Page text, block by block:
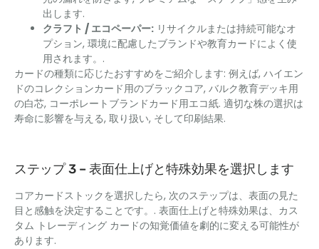
出します.
クラフト / エコペーパー: リサイクルまたは持続可能なオ
プション, 環境に配慮したブランドや教育カードによく使
用されます。.
カードの種類に応じたおすすめをご紹介します: 例えば, ハイエン
ドのコレクションカード用のブラックコア, バルク教育デッキ用
の白芯, コーポレートブランドカード用エコ紙. 適切な株の選択は
寿命に影響を与える, 取り扱い, そして印刷結果.
ステップ 3 – 表面仕上げと特殊効果を選択します
コアカードストックを選択したら, 次のステップは、表面の見た
目と感触を決定することです。. 表面仕上げと特殊効果は、カス
タム トレーディング カードの知覚価値を劇的に変える可能性が
あります.